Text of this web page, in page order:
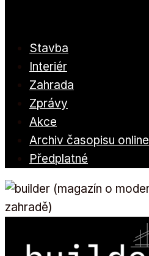
Stavba
Interiér
Zahrada
Zprávy
Akce
Archiv časopisu online
Předplatné